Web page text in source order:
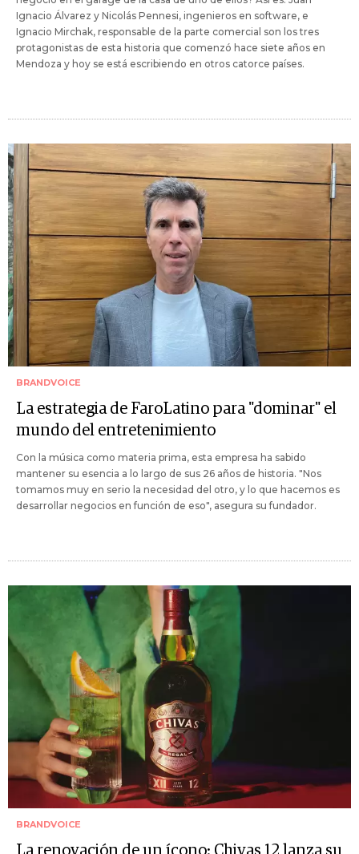
Ignacio Álvarez y Nicolás Pennesi, ingenieros en software, e
Ignacio Mirchak, responsable de la parte comercial son los tres
protagonistas de esta historia que comenzó hace siete años en
Mendoza y hoy se está escribiendo en otros catorce países.
BRANDVOICE
La estrategia de FaroLatino para "dominar" el
mundo del entretenimiento
Con la música como materia prima, esta empresa ha sabido
mantener su esencia a lo largo de sus 26 años de historia. "Nos
tomamos muy en serio la necesidad del otro, y lo que hacemos es
desarrollar negocios en función de eso", asegura su fundador.
BRANDVOICE